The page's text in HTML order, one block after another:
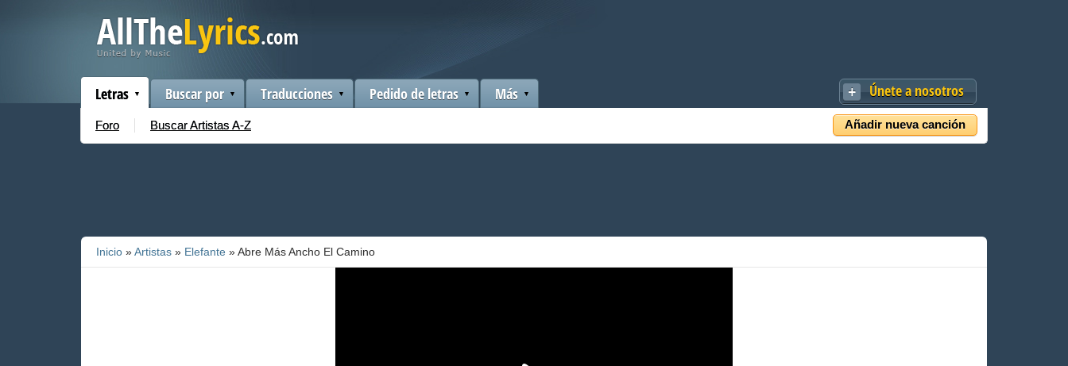
Únete a nosotros
Añadir nueva canción
Letras
Foro Buscar Artistas A-Z
Buscar por Traducciones Pedido de letras Más
Inicio »Artistas » Elefante » Abre Más Ancho El Camino